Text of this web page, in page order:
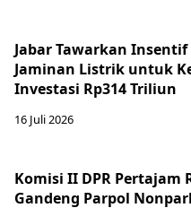
Jabar Tawarkan
Jaminan Listrik untuk
Investasi Rp314 Triliun
16 Juli 2026
Komisi II DPR Pertajam
Gandeng Parpol